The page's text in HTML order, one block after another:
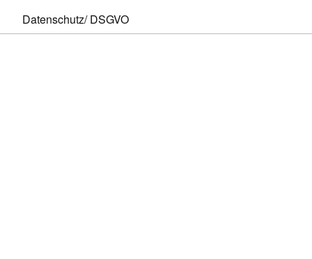
Datenschutz/ DSGVO